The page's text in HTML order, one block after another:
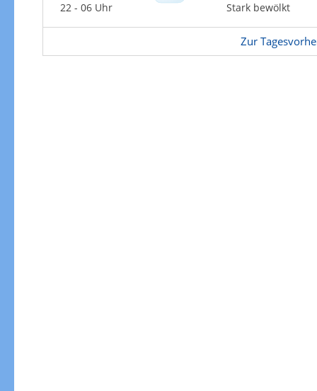
22 - 06 Uhr
Stark bewölkt
Zur
Windgeschwindigkeiten in 3h